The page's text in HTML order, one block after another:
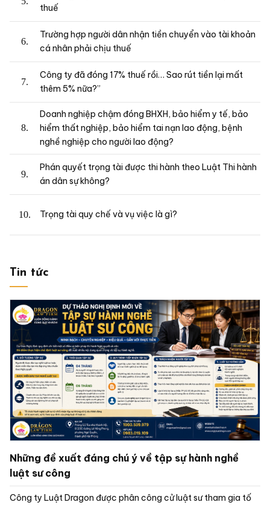
thuế
Trường hợp người dân nhận tiền chuyển vào tài khoản
cá nhân phải chịu thuế
Công ty đã đóng 17% thuế rồi… Sao rút tiền lại mất
thêm 5% nữa?”
Doanh nghiệp chậm đóng BHXH, bảo hiểm y tế, bảo
hiểm thất nghiệp, bảo hiểm tai nạn lao động, bệnh
nghề nghiệp cho người lao động?
Phán quyết trọng tài được thi hành theo Luật Thi hành
án dân sự không?
Trọng tài quy chế và vụ việc là gì?
Tin tức
Những đề xuất đáng chú ý về tập sự hành nghề
luật sư công
Công ty Luật Dragon được phân công cử luật sư tham gia tố